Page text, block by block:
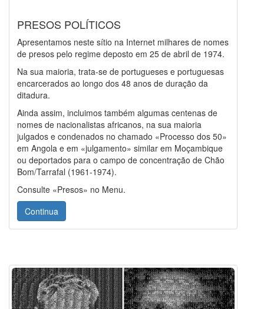
PRESOS POLÍTICOS
Apresentamos neste sítio na Internet milhares de nomes
de presos pelo regime deposto em 25 de abril de 1974.
Na sua maioria, trata-se de portugueses e portuguesas
encarcerados ao longo dos 48 anos de duração da
ditadura.
Ainda assim, incluimos também algumas centenas de
nomes de nacionalistas africanos, na sua maioria
julgados e condenados no chamado «Processo dos 50»
em Angola e em «julgamento» similar em Moçambique
ou deportados para o campo de concentração de Chão
Bom/Tarrafal (1961-1974).
Consulte «Presos» no Menu.
Continua